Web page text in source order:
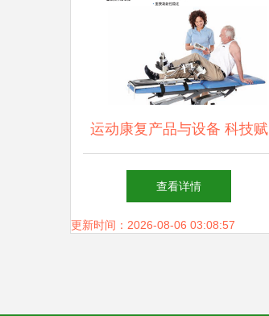
运动康复产品与设备 科技赋
能，助力功能重塑
查看详情
更新时间：2026-08-06 03:08:57